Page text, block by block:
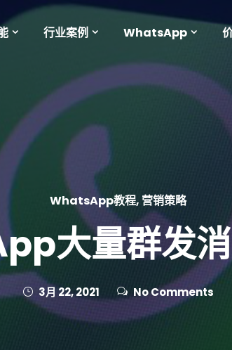
行业案例 WhatsApp
WhatsApp教程, 营销策略
大量群发
3月 22, 2021 No Comments